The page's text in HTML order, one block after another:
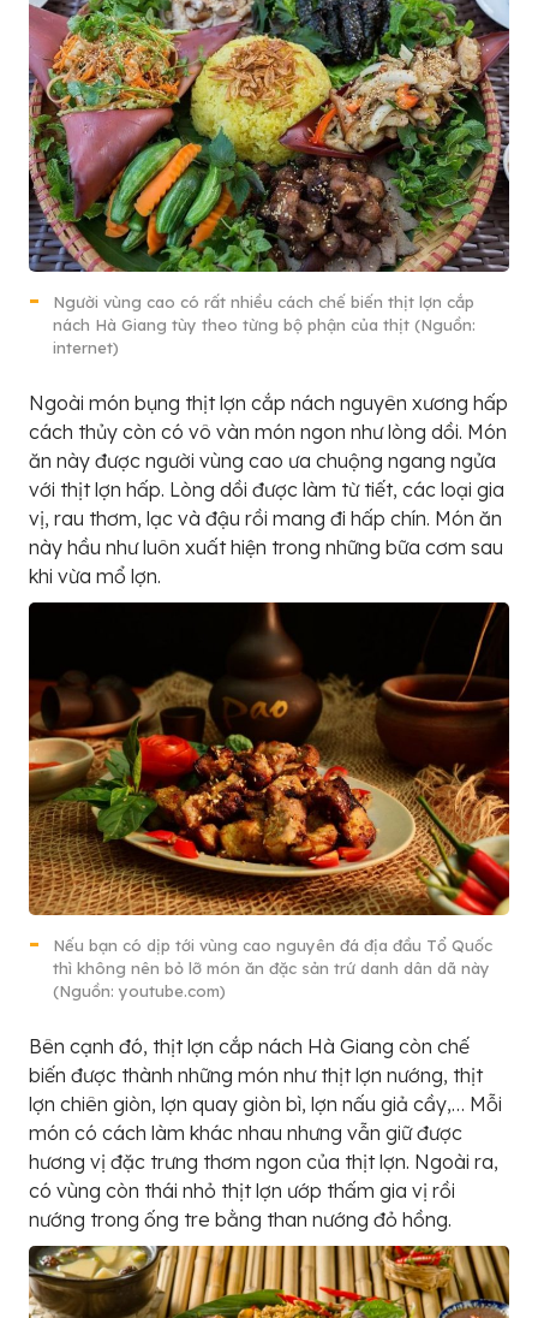
Người vùng cao có rất nhiều cách chế biến thịt lợn cắp
nách Hà Giang tùy theo từng bộ phận của thịt (Nguồn:
internet)
Ngoài món bụng thịt lợn cắp nách nguyên xương hấp
cách thủy còn có vô vàn món ngon như lòng dồi. Món
ăn này được người vùng cao ưa chuộng ngang ngửa
với thịt lợn hấp. Lòng dồi được làm từ tiết, các loại gia
vị, rau thơm, lạc và đậu rồi mang đi hấp chín. Món ăn
này hầu như luôn xuất hiện trong những bữa cơm sau
khi vừa mổ lợn.
Nếu bạn có dịp tới vùng cao nguyên đá địa đầu Tổ Quốc
thì không nên bỏ lỡ món ăn đặc sản trứ danh dân dã này
(Nguồn: youtube.com)
Bên cạnh đó, thịt lợn cắp nách Hà Giang còn chế
biến được thành những món như thịt lợn nướng, thịt
lợn chiên giòn, lợn quay giòn bì, lợn nấu giả cầy,… Mỗi
món có cách làm khác nhau nhưng vẫn giữ được
hương vị đặc trưng thơm ngon của thịt lợn. Ngoài ra,
có vùng còn thái nhỏ thịt lợn ướp thấm gia vị rồi
nướng trong ống tre bằng than nướng đỏ hồng.